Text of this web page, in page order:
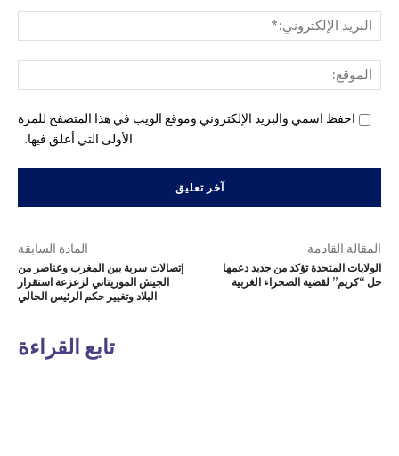
احفظ اسمي والبريد الإلكتروني وموقع الويب في هذا المتصفح للمرة
الأولى التي أعلق فيها.
المادة السابقة
إتصالات سرية بين المغرب وعناصر من
الجيش الموريتاني لزعزعة استقرار
البلاد وتغيير حكم الرئيس الحالي
المقالة القادمة
الولايات المتحدة تؤكد من جديد دعمها
حل “كريم” لقضية الصحراء الغربية
تابع القراءة